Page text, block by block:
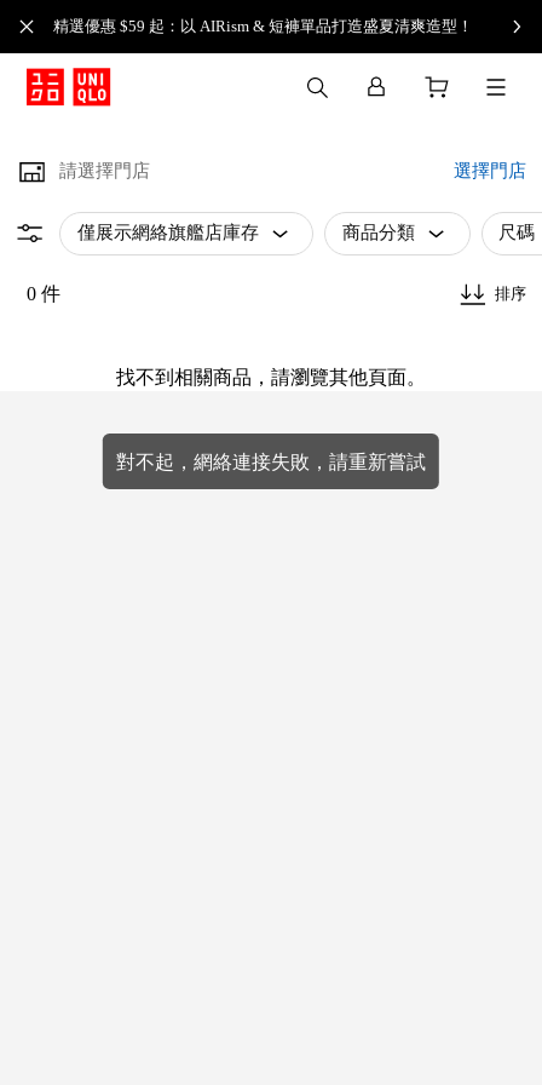
精選優惠 $59 起：以 AIRism & 短褲單品打造盛夏清爽造型！
請選擇門店 選擇門店
僅展示網絡旗艦店庫存 商品分類 尺碼
0 件 排序
找不到相關商品，請瀏覽其他頁面。
對不起，網絡連接失敗，請重新嘗試